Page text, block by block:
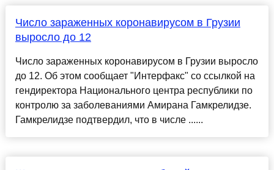
Число зараженных коронавирусом в Грузии
выросло до 12
Число зараженных коронавирусом в Грузии выросло
до 12. Об этом сообщает "Интерфакс" со ссылкой на
гендиректора Национального центра республики по
контролю за заболеваниями Амирана Гамкрелидзе.
Гамкрелидзе подтвердил, что в числе ......